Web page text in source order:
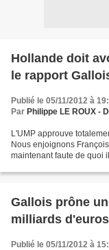
Hollande doit
le rapport
Publié le 05/11/2012 à
Par Philippe LE ROUX -
L'UMP approuve
Nous enjoignons
maintenant faute de quoi
Gallois prône
milliards d'euros
Publié le 05/11/2012 à